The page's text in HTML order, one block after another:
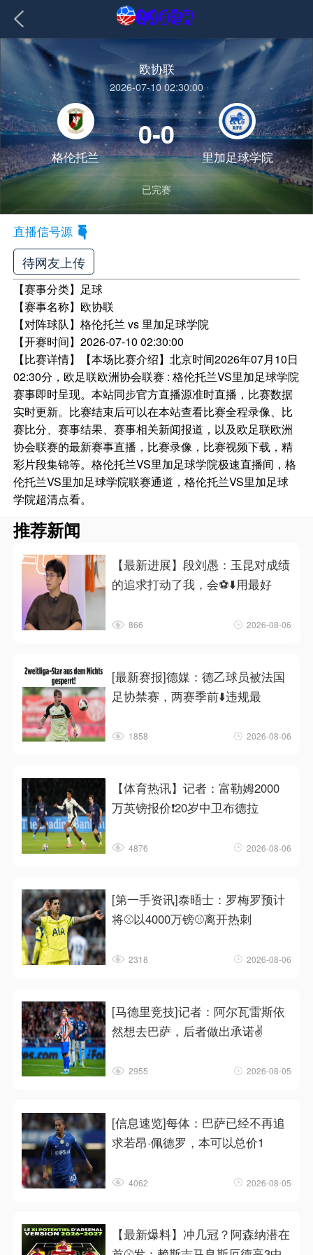
欧协联
2026-07-10 02:30:00
格伦托兰
0-0
里加足球学院
已完赛
直播信号源
待网友上传
【赛事分类】 足球
【赛事名称】 欧协联
【对阵球队】格伦托兰 vs 里加足球学院
【开赛时间】2026-07-10 02:30:00
【比赛详情】
【本场比赛介绍】北京时间2026年07月10日
02:30分，欧足联欧洲协会联赛 : 格伦托兰VS里加足球学院
赛事即时呈现。本站同步官方直播源准时直播，比赛数据
实时更新。比赛结束后可以在本站查看比赛全程录像、比
赛比分、赛事结果、赛事相关新闻报道，以及欧足联欧洲
协会联赛的最新赛事直播，比赛录像，比赛视频下载，精
彩片段集锦等。格伦托兰VS里加足球学院极速直播间，格
伦托兰VS里加足球学院联赛通道，格伦托兰VS里加足球
学院超清点看。
推荐新闻
【最新进展】段刘愚：玉昆对成绩
的追求打动了我，会⚽⬇️用最好
866 2026-08-06
[最新赛报]德媒：德乙球员被法国
足协禁赛，两赛季前⬇️违规最
1858 2026-08-06
【体育热讯】记者：富勒姆2000
万英镑报价❗20岁中卫布德拉
4876 2026-08-06
[第一手资讯]泰晤士：罗梅罗预计
将⚾以4000万镑⚾离开热刺
2318 2026-08-06
[马德里竞技]记者：阿尔瓦雷斯依
然想去巴萨，后者做出承诺✌️
2955 2026-08-05
[信息速览]每体：巴萨已经不再追
求若昂·佩德罗，本可以总价1
4062 2026-08-05
【最新爆料】冲几冠？阿森纳潜在